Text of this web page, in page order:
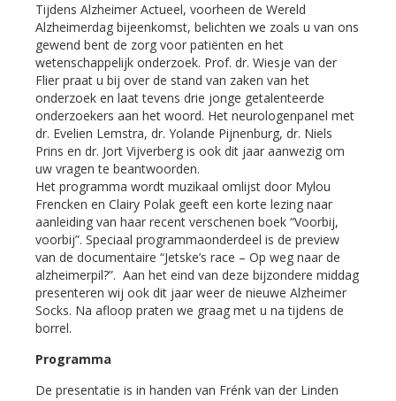
Tijdens Alzheimer Actueel, voorheen de Wereld
Alzheimerdag bijeenkomst, belichten we zoals u van ons
gewend bent de zorg voor patiënten en het
wetenschappelijk onderzoek. Prof. dr. Wiesje van der
Flier praat u bij over de stand van zaken van het
onderzoek en laat tevens drie jonge getalenteerde
onderzoekers aan het woord. Het neurologenpanel met
dr. Evelien Lemstra, dr. Yolande Pijnenburg, dr. Niels
Prins en dr. Jort Vijverberg is ook dit jaar aanwezig om
uw vragen te beantwoorden.
Het programma wordt muzikaal omlijst door Mylou
Frencken en Clairy Polak geeft een korte lezing naar
aanleiding van haar recent verschenen boek “Voorbij,
voorbij”. Speciaal programmaonderdeel is de preview
van de documentaire “Jetske’s race – Op weg naar de
alzheimerpil?”. Aan het eind van deze bijzondere middag
presenteren wij ook dit jaar weer de nieuwe Alzheimer
Socks. Na afloop praten we graag met u na tijdens de
borrel.
Programma
De presentatie is in handen van Frénk van der Linden